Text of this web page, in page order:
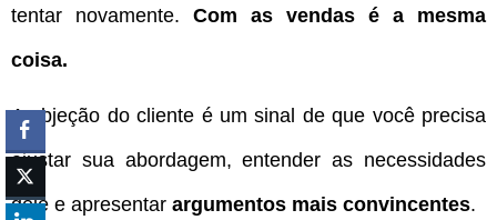
tentar novamente. Com as vendas é a mesma
coisa.
A objeção do cliente é um sinal de que você precisa
ajustar sua abordagem, entender as necessidades
dele e apresentar argumentos mais convincentes.